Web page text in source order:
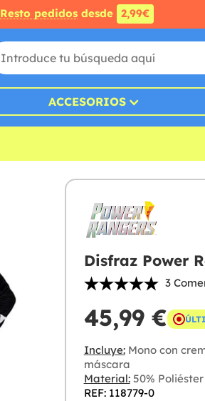
Resto pedidosdesde 2,99€
ACCESORIOS
Disfraz Power
3
45,99 €
Incluye:Mono con
máscara
Material:50%
REF: 118779-0